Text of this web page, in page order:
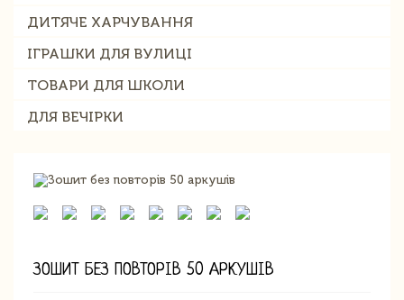
ДИТЯЧЕ ХАРЧУВАННЯ
ІГРАШКИ ДЛЯ ВУЛИЦІ
ТОВАРИ ДЛЯ ШКОЛИ
ДЛЯ ВЕЧІРКИ
ЗОШИТ БЕЗ ПОВТОРІВ 50 АРКУШІВ